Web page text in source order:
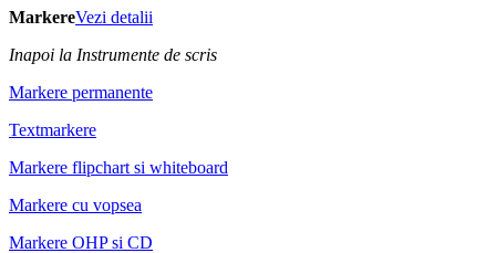
MarkereVezi detalii
Inapoi la Instrumente de scris
Markere permanente
Textmarkere
Markere flipchart si whiteboard
Markere cu vopsea
Markere OHP si CD